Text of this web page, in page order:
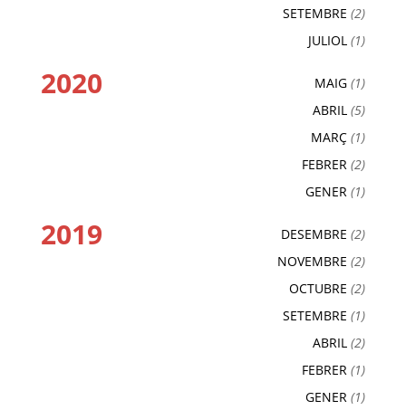
SETEMBRE (2)
JULIOL (1)
2020 MAIG (1)
ABRIL (5)
MARÇ (1)
FEBRER (2)
GENER (1)
2019 DESEMBRE (2)
NOVEMBRE (2)
OCTUBRE (2)
SETEMBRE (1)
ABRIL (2)
FEBRER (1)
GENER (1)